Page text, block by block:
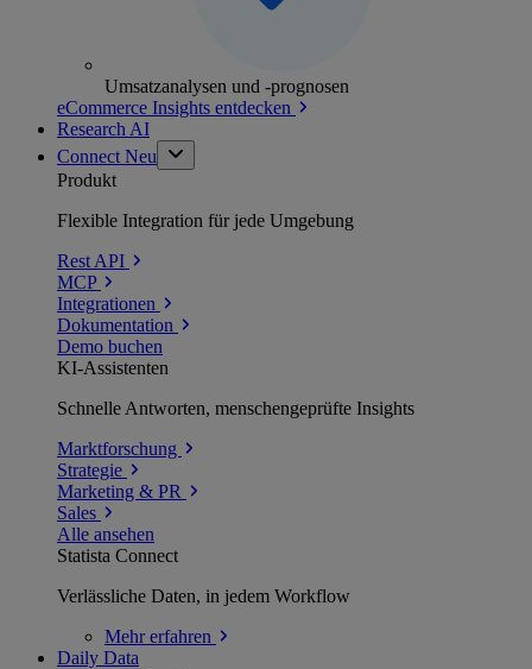
Umsatzanalysen und -prognosen
eCommerce Insights entdecken
Research AI
Connect Neu
Produkt
Flexible Integration für jede Umgebung
Rest API
MCP
Integrationen
Dokumentation
Demo buchen
KI-Assistenten
Schnelle Antworten, menschengeprüfte Insights
Marktforschung
Strategie
Marketing & PR
Sales
Alle ansehen
Statista Connect
Verlässliche Daten, in jedem Workflow
Mehrerfahren
Daily Data